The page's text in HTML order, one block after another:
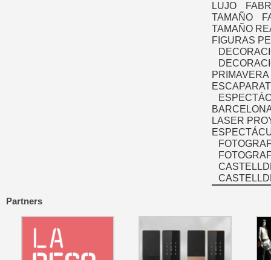
LUJO
TAMAÑO
TAMAÑO
FIGURAS
PRIMAVERA
LASER
Partners